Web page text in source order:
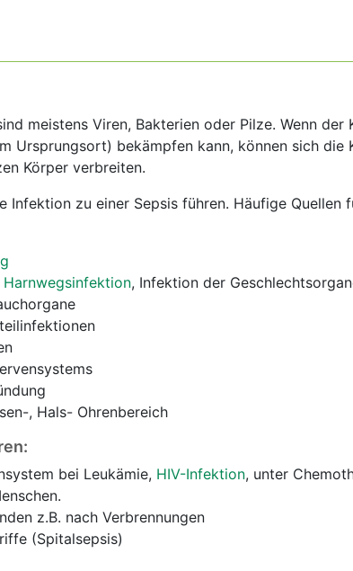
meistens Viren, Bakterien oder Pilze. Wenn der
Ursprungsort) bekämpfen kann, können sich die
Körper verbreiten.
Infektion zu einer Sepsis führen. Häufige Quellen
Harnwegsinfektion, Infektion der
, Hals- Ohrenbereich
bei Leukämie, HIV-Infektion, unter
z.B. nach Verbrennungen
(Spitalsepsis)